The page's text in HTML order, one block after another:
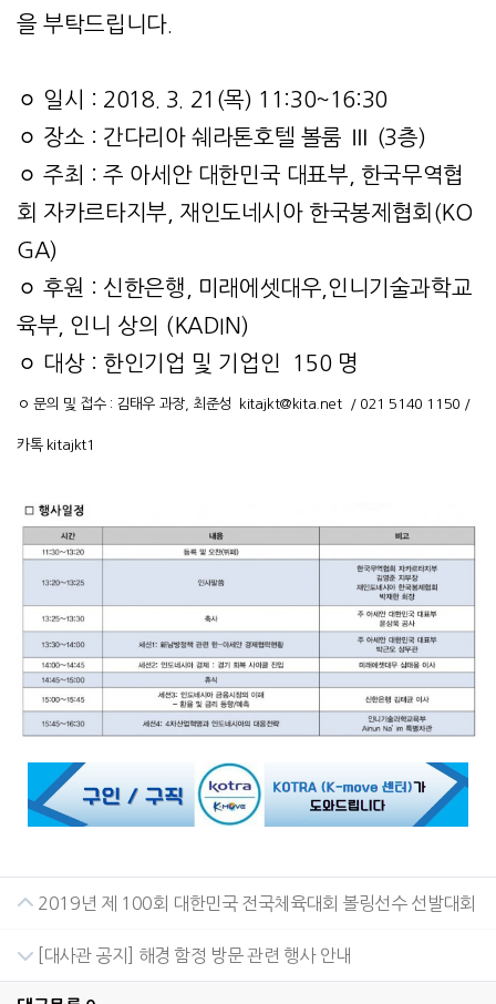
을 부탁드립니다.
ㅇ 일시 : 2018. 3. 21(목) 11:30~16:30
ㅇ 장소 : 간다리아 쉐라톤호텔 볼룸 Ⅲ (3층)
ㅇ 주최 : 주 아세안 대한민국 대표부, 한국무역협
회 자카르타지부, 재인도네시아 한국봉제협회(KO
GA)
ㅇ 후원 : 신한은행, 미래에셋대우,인니기술과학교
육부, 인니 상의 (KADIN)
ㅇ 대상 : 한인기업 및 기업인 150 명
ㅇ 문의 및 접수 : 김태우 과장, 최준성 kitajkt@kita.net/ 021 5140 1150 /
카톡 kitajkt1
2019년 제 100회 대한민국 전국체육대회 볼링선수 선발대회
[대사관 공지] 해경 함정 방문 관련 행사 안내